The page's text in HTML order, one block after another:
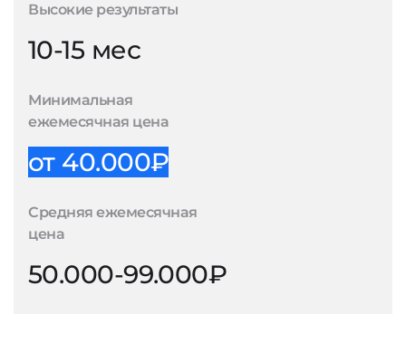
Высокие результаты
10-15 мес
Минимальная
ежемесячная цена
от 40.000₽
Средняя ежемесячная
цена
50.000-99.000₽